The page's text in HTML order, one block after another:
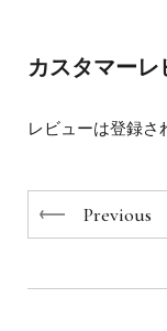
最も相手を動かす
カスタマーレ
レビューは登録さ
Previous